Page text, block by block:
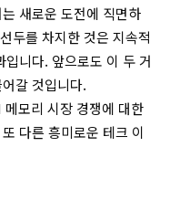
새로운 도전에 직면하
두를 차지한 것은 지속적
니다. 앞으로도 이 두 거
갈 것입니다.
모리 시장 경쟁에 대한
다른 흥미로운 테크 이